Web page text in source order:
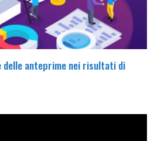
delle anteprime nei risultati di